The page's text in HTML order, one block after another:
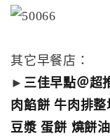
其它早餐店：
► 三佳早點＠超
肉餡餅 牛肉排
豆漿 蛋餅 燒餅